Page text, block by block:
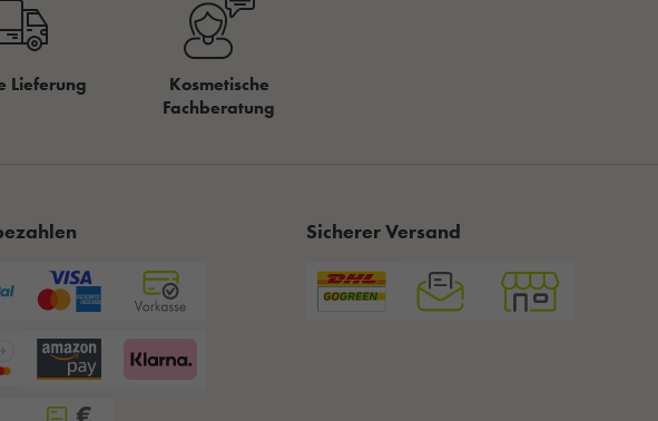
Lieferung
Kosmetische
Fachberatung
Sicherer Versand